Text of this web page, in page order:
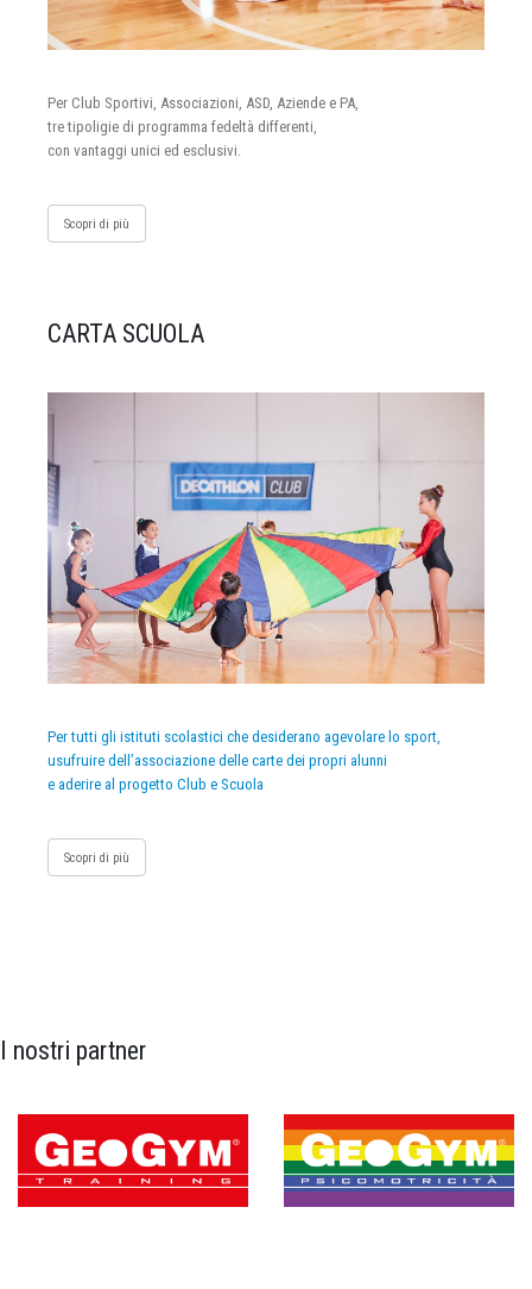
Per Club Sportivi, Associazioni, ASD, Aziende e PA,
tre tipoligie di programma fedeltà differenti,
con vantaggi unici ed esclusivi.
Scopri di più
CARTA SCUOLA
Per tutti gli istituti scolastici che desiderano agevolare lo sport,
usufruire dell’associazione delle carte dei propri alunni
e aderire al progetto Club e Scuola
Scopri di più
I nostri partner